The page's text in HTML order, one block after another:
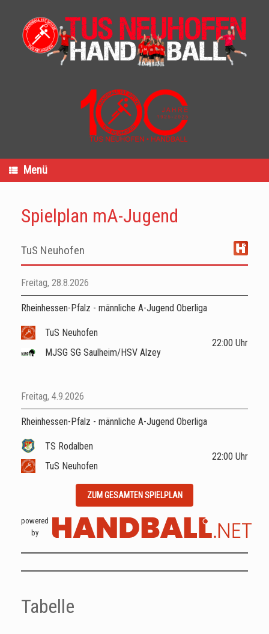
springen
Menü
Spielplan mA-Jugend
TuS Neuhofen
Freitag, 28.8.2026
Rheinhessen-Pfalz - männliche A-Jugend Oberliga
TuS Neuhofen
MJSG SG Saulheim/HSV Alzey
22:00 Uhr
Freitag, 4.9.2026
Rheinhessen-Pfalz - männliche A-Jugend Oberliga
TS Rodalben
TuS Neuhofen
22:00 Uhr
ZUM GESAMTEN SPIELPLAN
powered
by
Tabelle